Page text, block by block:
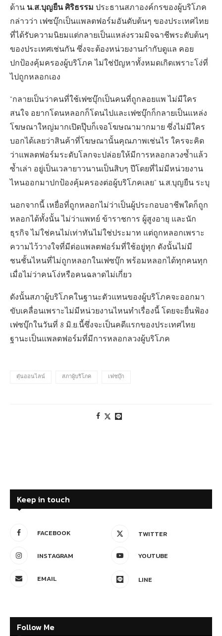
ด้าน น.ส.บุญยืน ศิริธรรม ประธานสภาองค์กรของผู้บริโภค
กล่าวว่า เฟซบุ๊กเป็นแพลตฟอร์มอันดับต้นๆ ของประเทศไทย
ที่ได้รับความนิยมแต่กลายเป็นแหล่งรวมมิจฉาชีพระดับต้นๆ
ของประเทศเช่นกัน ซึ่งจะต้องหน่วยงานกำกับดูแล คอย
ปกป้องคุ้มครองผู้บริโภค ไม่ใช่ปัญหาทั้งหมดเกิดเพราะโง่ที่
ไปถูกหลอกเอง
“กลายเป็นว่าคนที่ใช้เฟซบุ๊กเป็นคนที่ถูกลอยแพ ไม่มีใคร
สนใจ อยากโดนหลอกก็โดนไปและเฟซบุ๊กก็กลายเป็นแหล่ง
โฆษณาใหญ่มากเปิดปุ๊บก็เจอโฆษณามากมาย ซึ่งไม่มีใคร
บอกได้เลยว่าสินค้าที่โฆษณานั้นคุณภาพเช่นไร ใครจะคิด
ว่าแพลตฟอร์มระดับโลกจะปล่อยให้มีการหลอกลวงซ้ำแล้ว
ซ้ำเล่า อยู่เป็นเวลายาวนานเป็นสิบๆ ปีโดยที่ไม่มีหน่วยงาน
ไหนออกมาปกป้องคุ้มครองต่อผู้บริโภคเลย” น.ส.บุญยืน ระบุ
นอกจากนี้ เหยื่อที่ถูกหลอกไม่ว่าเป็นผู้ประกอบอาชีพใดก็ถูก
หลอกได้ทั้งนั้น ไม่ว่าแพทย์ ข้าราชการ ผู้สูงอายุ และนัก
ธุรกิจ ไม่ใช่คนไม่เท่าทันไม่ใช่ประมาท แต่ถูกหลอกเพราะ
ความไว้วางใจที่มีต่อแพลตฟอร์มที่ใช้อยู่ทุก ดังนั้นไม่มี
ชนชั้นไหนที่ไม่ถูกหลอกในเฟซบุ๊ก พร้อมหลอกได้ทุกคนทุก
เมื่อไม่ว่าคนโง่หรือคนฉลาดไม่เกี่ยว
ดังนั้นสภาผู้บริโภคในฐานะตัวแทนของผู้บริโภคจะออกมา
ขับเคลื่อนเพราะไม่มีหน่วยงานไหนทำเรื่องนี้ โดยจะยื่นฟ้อง
เฟซบุ๊กในวันที่ 8 มิ.ย.นี้ซึ่งจะเป็นคดีแรกของประเทศไทย
ฐานะเป็นแพลตฟอร์มที่มีการหลอกลวงผู้บริโภค
ตุ๋นออนไลน์ สภาผู้บริโภค เฟซบุ๊ก
Keep in touch
FACEBOOK TWITTER
INSTAGRAM YOUTUBE
EMAIL LINE
Follow Me